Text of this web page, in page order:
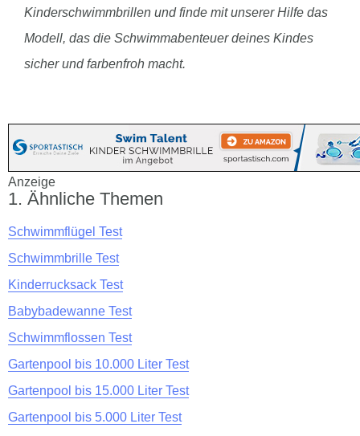
Kinderschwimmbrillen und finde mit unserer Hilfe das
Modell, das die Schwimmabenteuer deines Kindes
sicher und farbenfroh macht.
Anzeige
Ähnliche Themen
Schwimmflügel Test
Schwimmbrille Test
Kinderrucksack Test
Babybadewanne Test
Schwimmflossen Test
Gartenpool bis 10.000 Liter Test
Gartenpool bis 15.000 Liter Test
Gartenpool bis 5.000 Liter Test